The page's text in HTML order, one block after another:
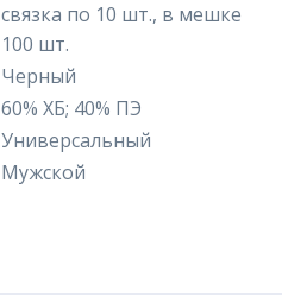
связка по 10 шт., в мешке
100 шт.
Черный
60% ХБ; 40% ПЭ
Универсальный
Мужской